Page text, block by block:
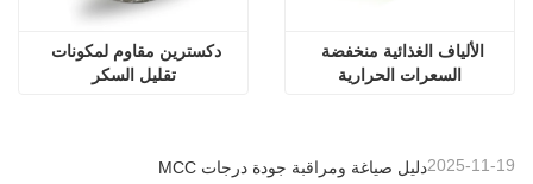
تقليل السكر
السعرات الحرارية
دليل صياغة ومراقبة جودة درجات MCC2025-11-19